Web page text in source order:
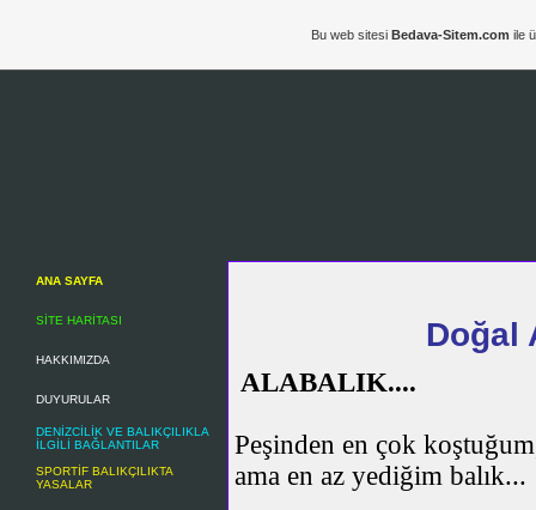
ANA SAYFA
SİTE HARİTASI
HAKKIMIZDA
DUYURULAR
DENİZCİLİK VE BALIKÇILIKLA
İLGİLİ BAĞLANTILAR
SPORTİF BALIKÇILIKTA
YASALAR
Doğal
ALABALIK....
Peşinden en çok
ama en az yediğim balık...
Bu web sitesi Bedava-Sitem.com ile